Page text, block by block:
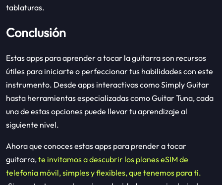
tablaturas.
Conclusión
Estas apps para aprender a tocar la guitarra son recursos
útiles para iniciarte o perfeccionar tus habilidades con este
instrumento. Desde apps interactivas como Simply Guitar
hasta herramientas especializadas como Guitar Tuna, cada
una de estas opciones puede llevar tu aprendizaje al
siguiente nivel.
Ahora que conoces estas apps para prender a tocar
guitarra,te invitamos a descubrir los planes eSIM de
telefonía móvil, simples y flexibles, que tenemos para ti.